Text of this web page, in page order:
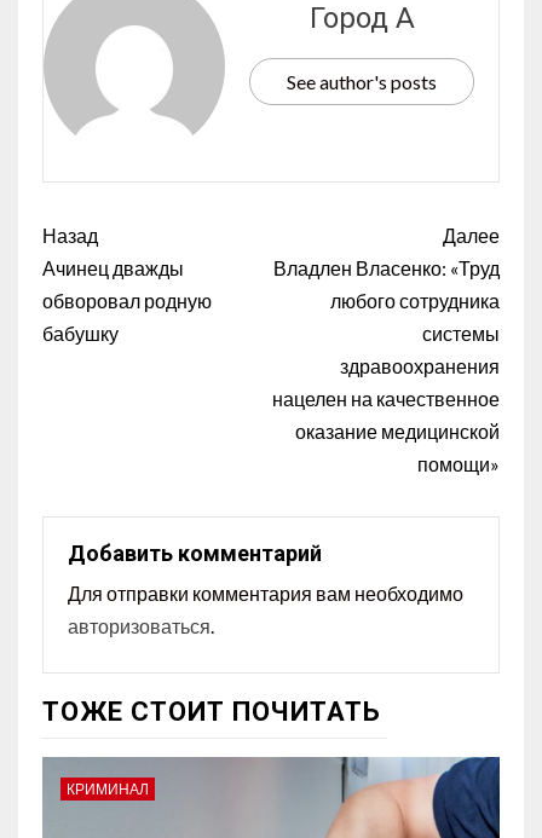
Город А
See author's posts
Назад
Ачинец дважды
обворовал родную
бабушку
Далее
Владлен Власенко: «Труд
любого сотрудника
системы
здравоохранения
нацелен на качественное
оказание медицинской
помощи»
Добавить комментарий
Для отправки комментария вам необходимо
авторизоваться.
ТОЖЕ СТОИТ ПОЧИТАТЬ
КРИМИНАЛ